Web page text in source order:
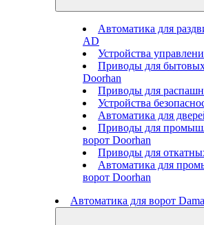
Автоматика для
AD
Устройства
Приводы для
Doorhan
Приводы для
Устройства
Автоматика для
Приводы для
ворот Doorhan
Приводы для
Автоматика для
ворот Doorhan
Автоматика для ворот